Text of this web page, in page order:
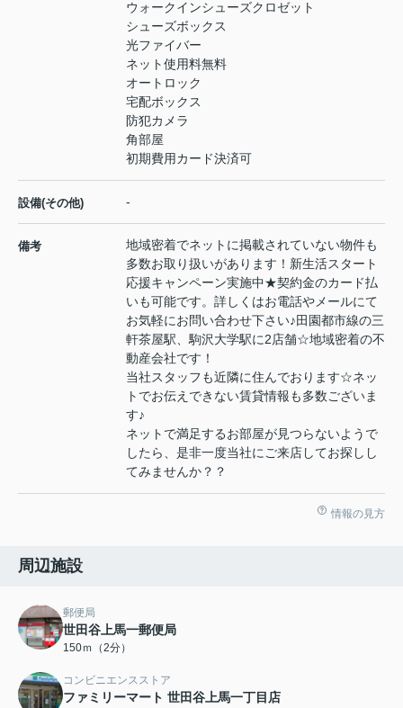
ウォークインシューズクロゼット
シューズボックス
光ファイバー
ネット使用料無料
オートロック
宅配ボックス
防犯カメラ
角部屋
初期費用カード決済可
設備(その他) -
備考
地域密着でネットに掲載されていない物件も
多数お取り扱いがあります！新生活スタート
応援キャンペーン実施中★契約金のカード払
いも可能です。詳しくはお電話やメールにて
お気軽にお問い合わせ下さい♪田園都市線の三
軒茶屋駅、駒沢大学駅に2店舗☆地域密着の不
動産会社です！
当社スタッフも近隣に住んでおります☆ネッ
トでお伝えできない賃貸情報も多数ございま
す♪
ネットで満足するお部屋が見つらないようで
したら、是非一度当社にご来店してお探しし
てみませんか？？
情報の見方
周辺施設
郵便局
世田谷上馬一郵便局
150ｍ（2分）
コンビニエンスストア
ファミリーマート 世田谷上馬一丁目店